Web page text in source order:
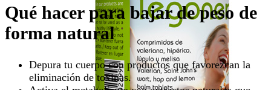
Qué hacer para bajar de peso de
forma natural
Depura tu cuerpo con productos que favorezcan la
eliminación de toxinas.